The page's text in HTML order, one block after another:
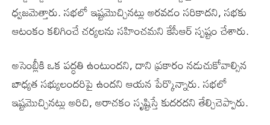
ధ్వజమెత్తారు. సభలో ఇష్టమొచ్చినట్లు అరవడం సరికాదని, సభకు
ఆటంకం కలిగించే చర్యలను సహించమని కేసీఆర్‌ స్పష్టం చేశారు.
అసెంబ్లీకి ఒక పద్ధతి ఉంటుందని, దాని ప్రకారం నడుచుకోవాల్సిన
బాధ్యత సభ్యులందరిపై ఉందని ఆయన పేర్కొన్నారు. సభలో
ఇష్టమొచ్చినట్లు అరిచి, అరాచకం సృష్టిస్తే కుదరదని తేల్చిచెప్పారు.